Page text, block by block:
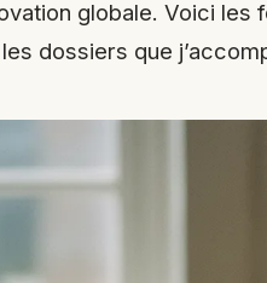
globale. Voici les
dossiers que